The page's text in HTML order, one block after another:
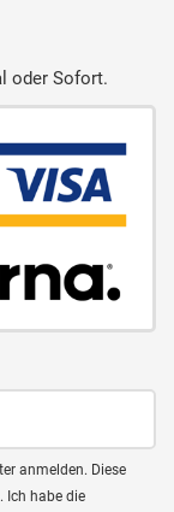
oder Sofort.
anmelden. Diese
Ich habe die